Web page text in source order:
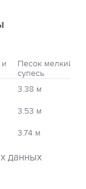
Песок мелкий,
супесь
3.38 м
3.53 м
3.74 м
данных